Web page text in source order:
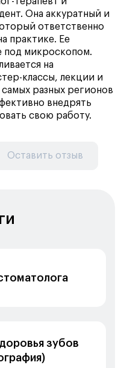
Она аккуратный и
ответственно
практике. Ее
под микроскопом.
на
классы, лекции и
разных регионов
внедрять
свою работу.
Оставить отзыв
зубов